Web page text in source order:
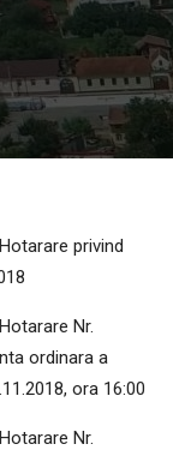
privind
Nr.
ordinara a
ora 16:00
Nr.